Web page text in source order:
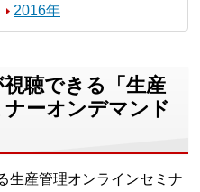
2016年
聴できる「生産
ーオンデマンド
生産管理オンラインセミナ